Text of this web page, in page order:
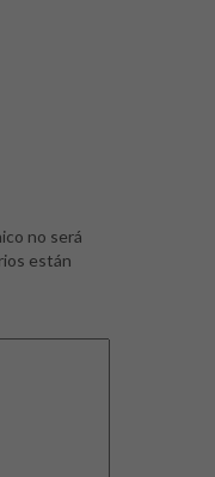
no será
están